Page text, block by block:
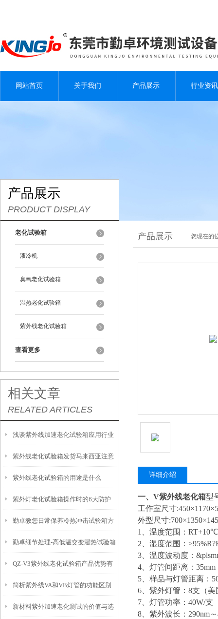
网站首页 关于我们 产品展示 行业资讯
产品展示
PRODUCT DISPLAY
老化试验箱
液冷机
臭氧老化试验箱
湿热老化试验箱
紫外线老化试验箱
查看更多
相关文章
RELATED ARTICLES
浅谈紫外线加速老化试验箱应用行业
紫外线老化试验箱发货马来西亚注意
事项
紫外线老化试验箱的用途是什么
紫外灯老化试验箱操作时的6大防护
勤卓教您日常保养冷热冲击试验箱方
式方法
勤卓细节处理-高低温交变湿热试验箱
照明灯安装在哪里比较合适呢
QZ-V3紫外线老化试验箱产品优势有
哪些？
简析紫外线VA和VB灯管的功能区别
新材料紫外加速老化测试的价值与选
产品展示 您现在的
详细介绍
一、 V紫外线老化箱型
工作室尺寸
外型尺寸
1、温度范围：
2、湿度范围：
3、温度波动度：
4、灯管间距离：35mm
5、样品与灯管距离：
6、紫外灯管：8支（美
7、灯管功率：40W/支
8、紫外波长：290nm